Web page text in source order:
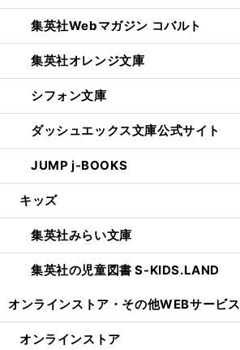
集英社Webマガジン コバルト
集英社オレンジ文庫
シフォン文庫
ダッシュエックス文庫公式サイト
JUMP j-BOOKS
キッズ
集英社みらい文庫
集英社の児童図書 S-KIDS.LAND
オンラインストア・ その他WEBサービス
オンラインストア